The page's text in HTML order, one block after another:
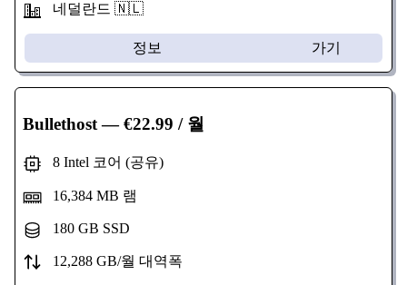
네덜란드 🇳🇱
정보 가기
Bullethost— €22.99 / 월
8 Intel 코어 (공유)
16,384 MB 램
180 GB SSD
12,288 GB/월 대역폭